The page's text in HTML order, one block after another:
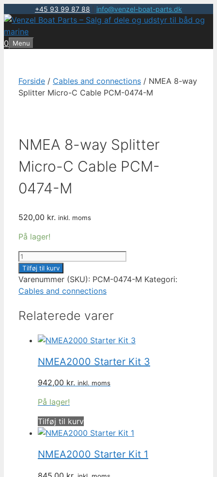
+45 93 99 87 88 info@venzel-boat-parts.dk
Hop
til
indhold
0 Menu
Forside / Cables and connections / NMEA 8-way
Splitter Micro-C Cable PCM-0474-M
NMEA 8-way Splitter
Micro-C Cable PCM-
0474-M
520,00 kr. inkl. moms
På lager!
NMEA
8-
way
Splitter
C
PCM-
Tilføj til kurv
Varenummer (SKU): PCM-0474-M Kategori:
Cables and connections
Relaterede varer
NMEA2000 Starter Kit 3
942,00 kr. inkl. moms
På lager!
Tilføj til kurv
NMEA2000 Starter Kit 1